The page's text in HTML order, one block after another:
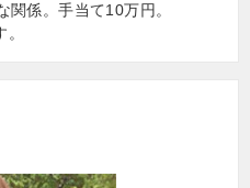
関係。手当て10万円。